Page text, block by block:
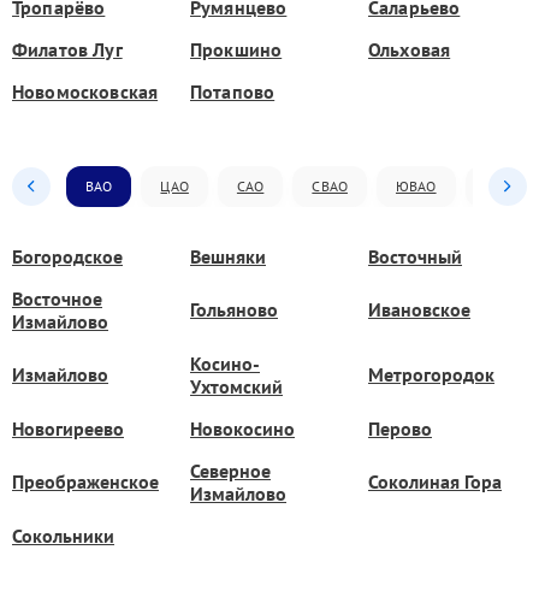
Тропарёво Румянцево
Саларьево
Филатов Луг
Прокшино
Ольховая
Новомосковская
Потапово
ВАО ЦАО САО СВАО ЮВАО ЮАО
Богородское Вешняки
Восточный
Восточное
Измайлово
Гольяново Ивановское
Измайлово
Косино-
Ухтомский
Метрогородок
Новогиреево Новокосино Перово
Преображенское
Северное
Измайлово
Соколиная Гора
Сокольники